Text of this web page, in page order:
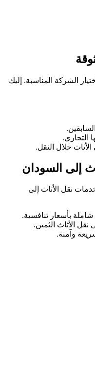
الشركة المناسبة. إليك
التجاري.
خلال النقل.
إلى السودان
نقل الأثاث إلى